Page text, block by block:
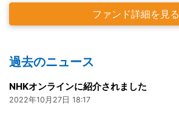
ファンド詳細を見る
過去のニュース
NHKオンラインに紹介されました
2022年10月27日 18:17